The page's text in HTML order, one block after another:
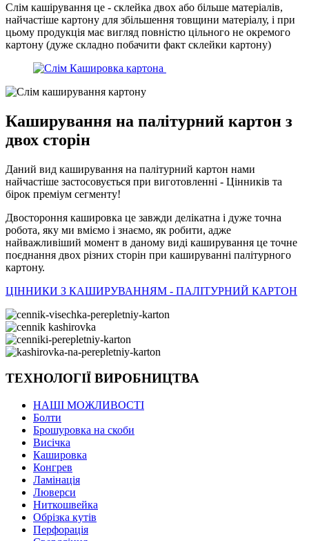
Слім кашірування це - склейка двох або більше матеріалів,
найчастіше картону для збільшення товщини матеріалу, і при
цьому продукція має вигляд повністю цільного не окремого
картону (дуже складно побачити факт склейки картону)
Каширування на палітурний картон з
двох сторін
Даний вид каширування на палітурний картон нами
найчастіше застосовується при виготовленні - Цінників та
бірок преміум сегменту!
Двостороння кашировка це завжди делікатна і дуже точна
робота, яку ми вміємо і знаємо, як робити, адже
найважливіший момент в даному виді каширування це точне
поєднання двох різних сторін при кашируванні палітурного
картону.
ЦІННИКИ З КАШИРУВАННЯМ - ПАЛІТУРНИЙ КАРТОН
ТЕХНОЛОГІЇ ВИРОБНИЦТВА
НАШІ МОЖЛИВОСТІ
Болти
Брошуровка на скоби
Висічка
Кашировка
Конгрев
Ламінація
Люверси
Ниткошвейка
Обрізка кутів
Перфорація